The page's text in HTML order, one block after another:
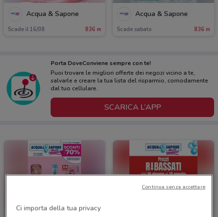
Acqua & Sapone
Scade il 16/08 836 m
Acqua & Sapone
Scade sabato 836 m
Porta DoveConviene sempre con te!
Puoi trovare le migliori offerte dei negozi vicino a te,
salvarle e creare la tua lista del risparmio, comodamente
dal tuo cellulare.
SCARICA L’APP
Ci importa della tua privacy
Continua senza accettare